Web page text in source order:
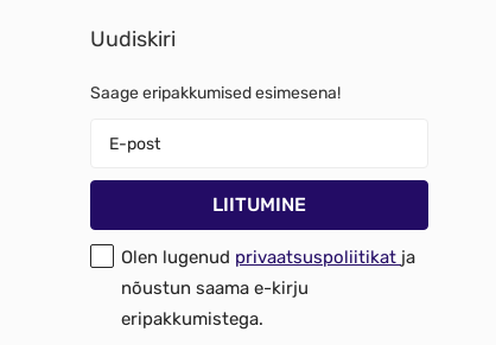
Uudiskiri
Saage eripakkumised esimesena!
Olen lugenud privaatsuspoliitikat ja
nõustun saama e-kirju
eripakkumistega.